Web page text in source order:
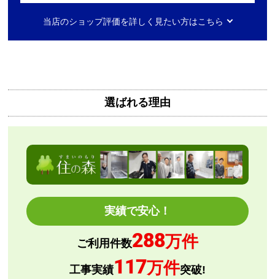
2日ほど
さん
はい
ショップからの連絡や対応は適切でしたか？
はい
予定の期日までに商品が届きましたか？
商品の梱包は必要十分なものでしたか？
またこのショップを利用したいですか？
当店のショップ評価を詳しく見たい方はこちら
選ばれる理由
実績で安心！
ご利用件数288万件
工事実績117万件突破!